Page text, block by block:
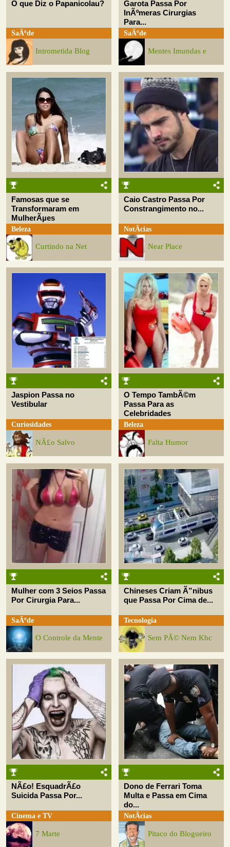
O que Diz o Papanicolau?
SaÃºde
Intrometida Blog
Garota Passa Por
InÃºmeras Cirurgias
Para...
SaÃºde
Mentes Imundas e
Famosas que se
Transformaram em
MulherÃµes
Beleza
Curtindo na Net
Caio Castro Passa Por
Constrangimento no...
NotÃ­cias
Near Place
Jaspion Passa no
Vestibular
Curiosidades
NÃ£o Salvo
O Tempo TambÃ©m
Passa Para as
Celebridades
Beleza
Falta Humor
Mulher com 3 Seios Passa
Por Cirurgia Para...
SaÃºde
O Controle da Mente
Chineses Criam Ã”nibus
que Passa Por Cima de...
Tecnologia
Sem PÃ© Nem Kbc
NÃ£o! EsquadrÃ£o
Suicida Passa Por...
Cinema e TV
7 Marte
Dono de Ferrari Toma
Multa e Passa em Cima
do...
NotÃ­cias
Pitaco do Blogueiro